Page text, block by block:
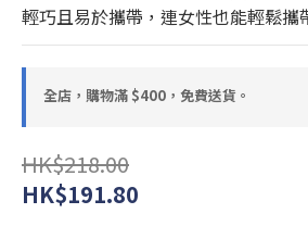
輕巧且易於攜帶，連女性也能輕鬆攜
全店，購物滿 $400，免費送貨。
HK$218.00
HK$191.80